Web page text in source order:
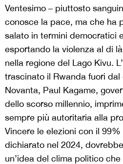
Ventesimo – piuttosto
conosce la pace, ma che ha
salato in termini democratici
esportando la violenza al di
nella regione del Lago Kivu.
trascinato il Rwanda fuori
Novanta, Paul Kagame,
dello scorso millennio,
sempre più autoritaria alla
Vincere le elezioni con il
dichiarato nel 2024,
un’idea del clima politico